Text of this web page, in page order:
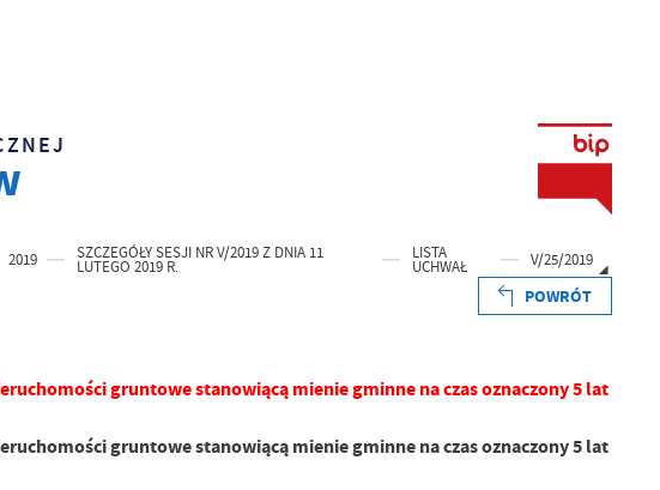
2019 SZCZEGÓŁY SESJI NR V/2019 Z DNIA 11
LUTEGO 2019 R.
LISTA
UCHWAŁ V/25/2019
POWRÓT
gruntowe stanowiącą mienie gminne na czas oznaczony 5 lat
gruntowe stanowiącą mienie gminne na czas oznaczony 5 lat